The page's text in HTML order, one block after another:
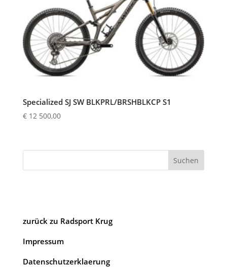
Specialized SJ SW BLKPRL/BRSHBLKCP S1
€12 500,00
Suchen
zurück zu Radsport Krug
Impressum
Datenschutzerklaerung